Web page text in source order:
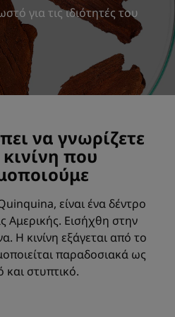
για τις ιδιότητές του
να γνωρίζετε
που
είναι ένα δέντρο
Αμερικής. Εισήχθη στην
Η κινίνη εξάγεται από το
παραδοσιακά ως
και στυπτικό.